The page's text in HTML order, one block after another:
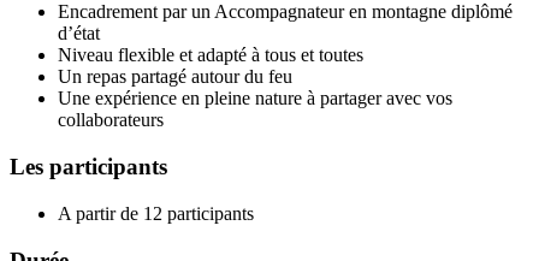
Encadrement par un Accompagnateur en montagne diplômé
d’état
Niveau flexible et adapté à tous et toutes
Un repas partagé autour du feu
Une expérience en pleine nature à partager avec vos
collaborateurs
Les participants
A partir de 12 participants